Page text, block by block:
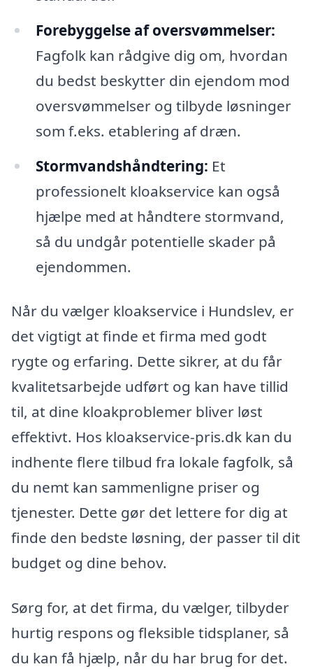
Forebyggelse af oversvømmelser:
Fagfolk kan rådgive dig om, hvordan
du bedst beskytter din ejendom mod
oversvømmelser og tilbyde løsninger
som f.eks. etablering af dræn.
Stormvandshåndtering: Et
professionelt kloakservice kan også
hjælpe med at håndtere stormvand,
så du undgår potentielle skader på
ejendommen.
Når du vælger kloakservice i Hundslev, er
det vigtigt at finde et firma med godt
rygte og erfaring. Dette sikrer, at du får
kvalitetsarbejde udført og kan have tillid
til, at dine kloakproblemer bliver løst
effektivt. Hos kloakservice-pris.dk kan du
indhente flere tilbud fra lokale fagfolk, så
du nemt kan sammenligne priser og
tjenester. Dette gør det lettere for dig at
finde den bedste løsning, der passer til dit
budget og dine behov.
Sørg for, at det firma, du vælger, tilbyder
hurtig respons og fleksible tidsplaner, så
du kan få hjælp, når du har brug for det.